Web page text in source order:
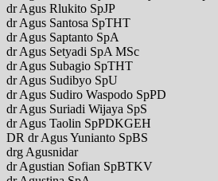
dr Agus Rlukito SpJP
dr Agus Santosa SpTHT
dr Agus Saptanto SpA
dr Agus Setyadi SpA MSc
dr Agus Subagio SpTHT
dr Agus Sudibyo SpU
dr Agus Sudiro Waspodo SpPD
dr Agus Suriadi Wijaya SpS
dr Agus Taolin SpPDKGEH
DR dr Agus Yunianto SpBS
drg Agusnidar
dr Agustian Sofian SpBTKV